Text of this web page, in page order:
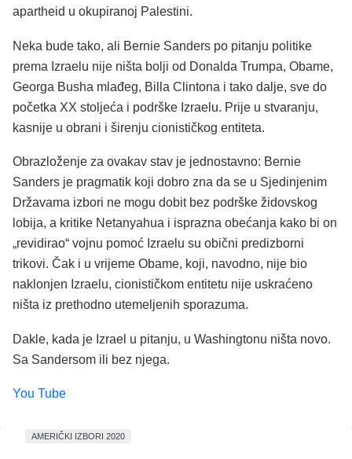
apartheid u okupiranoj Palestini.
Neka bude tako, ali Bernie Sanders po pitanju politike
prema Izraelu nije ništa bolji od Donalda Trumpa, Obame,
Georga Busha mlađeg, Billa Clintona i tako dalje, sve do
početka XX stoljeća i podrške Izraelu. Prije u stvaranju,
kasnije u obrani i širenju cionističkog entiteta.
Obrazloženje za ovakav stav je jednostavno: Bernie
Sanders je pragmatik koji dobro zna da se u Sjedinjenim
Državama izbori ne mogu dobit bez podrške židovskog
lobija, a kritike Netanyahua i isprazna obećanja kako bi on
„revidirao“ vojnu pomoć Izraelu su obični predizborni
trikovi. Čak i u vrijeme Obame, koji, navodno, nije bio
naklonjen Izraelu, cionističkom entitetu nije uskraćeno
ništa iz prethodno utemeljenih sporazuma.
Dakle, kada je Izrael u pitanju, u Washingtonu ništa novo.
Sa Sandersom ili bez njega.
You Tube
AMERIČKI IZBORI 2020